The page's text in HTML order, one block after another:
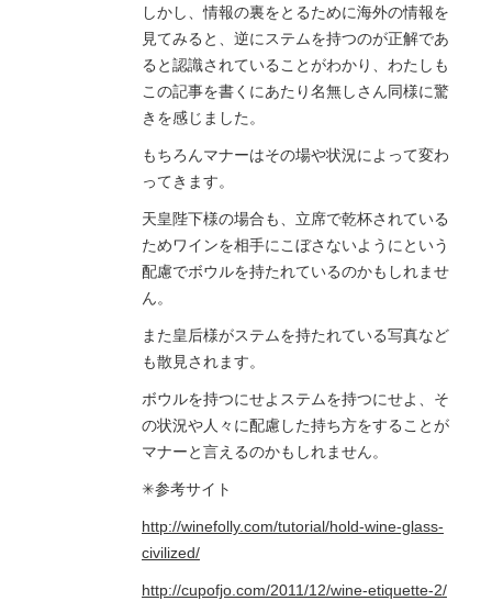
しかし、情報の裏をとるために海外の情報を
見てみると、逆にステムを持つのが正解であ
ると認識されていることがわかり、わたしも
この記事を書くにあたり名無しさん同様に驚
きを感じました。
もちろんマナーはその場や状況によって変わ
ってきます。
天皇陛下様の場合も、立席で乾杯されている
ためワインを相手にこぼさないようにという
配慮でボウルを持たれているのかもしれませ
ん。
また皇后様がステムを持たれている写真など
も散見されます。
ボウルを持つにせよステムを持つにせよ、そ
の状況や人々に配慮した持ち方をすることが
マナーと言えるのかもしれません。
✳︎参考サイト
http://winefolly.com/tutorial/hold-wine-glass-
civilized/
http://cupofjo.com/2011/12/wine-etiquette-2/